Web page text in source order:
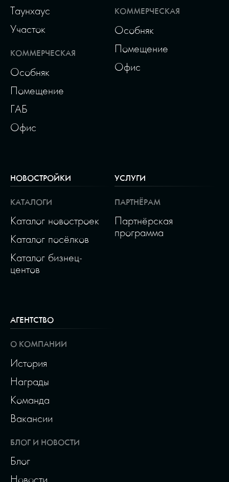
Таунхаус
Участок
КОММЕРЧЕСКАЯ
Особняк
Помещение
ГАБ
Офис
КОММЕРЧЕСКАЯ
Особняк
Помещение
Офис
НОВОСТРОЙКИ
КАТАЛОГИ
Каталог новостроек
Каталог посёлков
Каталог бизнец-
центов
УСЛУГИ
ПАРТНЁРАМ
Партнёрская
программа
АГЕНТСТВО
О КОМПАНИИ
История
Награды
Команда
Вакансии
БЛОГ И НОВОСТИ
Блог
Новости